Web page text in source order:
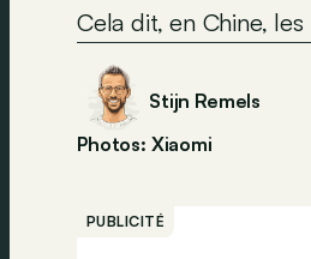
Cela dit, en Chine,
Stijn Remels
Photos: Xiaomi
PUBLICITÉ